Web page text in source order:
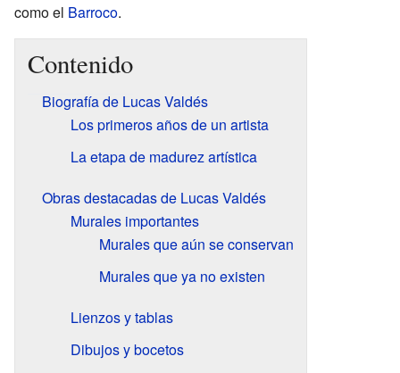
como el Barroco.
Contenido
Biografía de Lucas Valdés
Los primeros años de un artista
La etapa de madurez artística
Obras destacadas de Lucas Valdés
Murales importantes
Murales que aún se conservan
Murales que ya no existen
Lienzos y tablas
Dibujos y bocetos